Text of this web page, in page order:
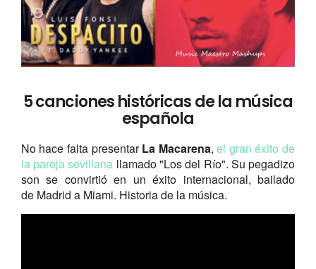
5 canciones históricas de la música
española
No hace falta presentarLa Macarena,el gran éxito de
la pareja sevillana llamado "Los del Río". Su pegadizo
son se convirtió en un éxito internacional, bailado
de Madrid a Miami. Historia de la música.